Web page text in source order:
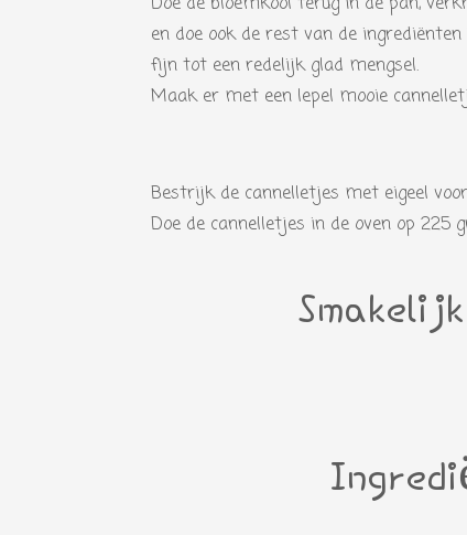
en doe ook de rest van de
fijn tot een redelijk glad mengsel.
Maak er met een lepel mooie
Bestrijk de cannelletjes met eigeel
Doe de cannelletjes in de oven op 225